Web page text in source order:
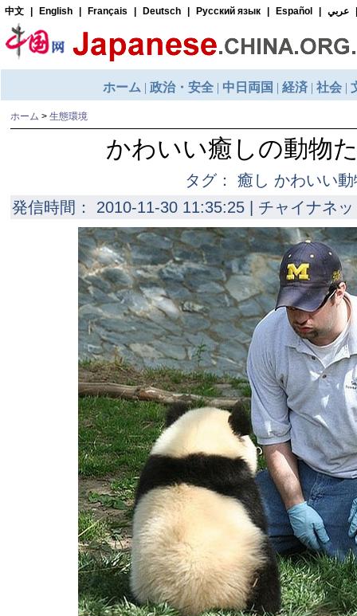
ホーム > 生態環境
かわいい癒しの動物
タグ： 癒し かわいい動
発信時間： 2010-11-30 11:35:25 | チャイナネ